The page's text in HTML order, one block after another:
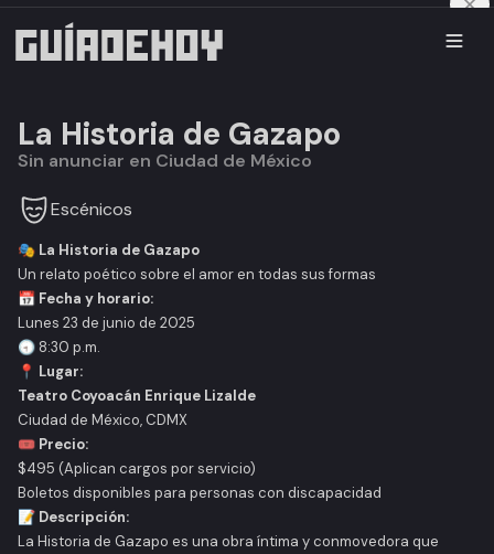
La Historia de Gazapo
Sin anunciar en Ciudad de México
Escénicos
🎭 La Historia de Gazapo
Un relato poético sobre el amor en todas sus formas
📅 Fecha y horario:
Lunes 23 de junio de 2025
🕣 8:30 p.m.
📍 Lugar:
Teatro Coyoacán Enrique Lizalde
Ciudad de México, CDMX
🎟️ Precio:
$495 (Aplican cargos por servicio)
Boletos disponibles para personas con discapacidad
📝 Descripción:
La Historia de Gazapo es una obra íntima y conmovedora que